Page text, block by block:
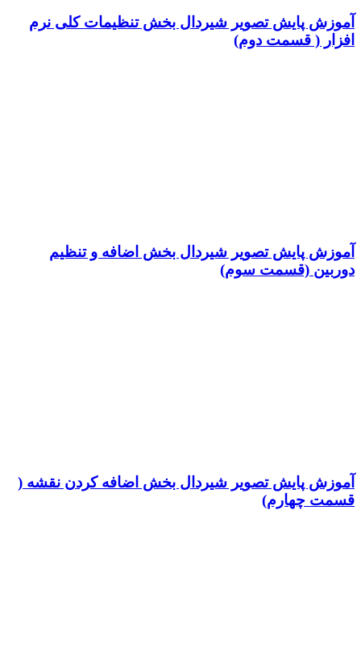
آموزش پایش تصویر شیردال بخش تنظیمات کلی نرم
افزار ( قسمت دوم)
آموزش پایش تصویر شیردال بخش اضافه و تنظیم
دوربین (قسمت سوم)
آموزش پایش تصویر شیردال بخش اضافه کردن نقشه (
قسمت چهارم)